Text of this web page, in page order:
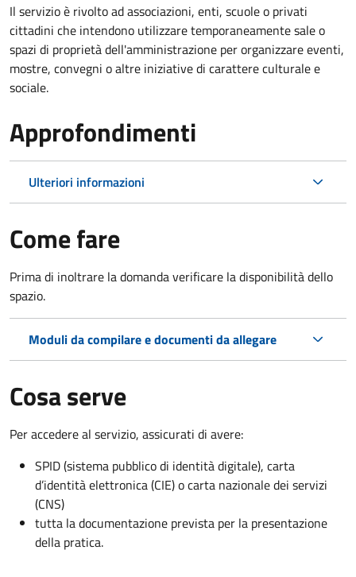
Il servizio è rivolto ad associazioni, enti, scuole o privati
cittadini che intendono utilizzare temporaneamente sale o
spazi di proprietà dell'amministrazione per organizzare eventi,
mostre, convegni o altre iniziative di carattere culturale e
sociale.
Approfondimenti
Ulteriori informazioni
Come fare
Prima di inoltrare la domanda verificare la disponibilità dello
spazio.
Moduli da compilare e documenti da allegare
Cosa serve
Per accedere al servizio, assicurati di avere:
SPID (sistema pubblico di identità digitale), carta
d’identità elettronica (CIE) o carta nazionale dei servizi
(CNS)
tutta la documentazione prevista per la presentazione
della pratica.